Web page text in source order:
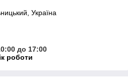
Україна
до 17:00
роботи